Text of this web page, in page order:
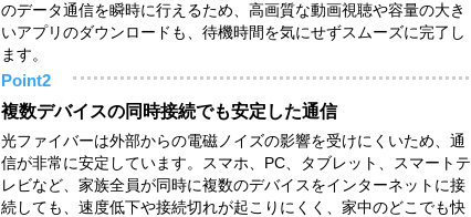
のデータ通信を瞬時に行えるため、高画質な動画視聴や容量の大き
いアプリのダウンロードも、待機時間を気にせずスムーズに完了し
ます。
Point2
複数デバイスの同時接続でも安定した通信
光ファイバーは外部からの電磁ノイズの影響を受けにくいため、通
信が非常に安定しています。スマホ、PC、タブレット、スマートテ
レビなど、家族全員が同時に複数のデバイスをインターネットに接
続しても、速度低下や接続切れが起こりにくく、家中のどこでも快